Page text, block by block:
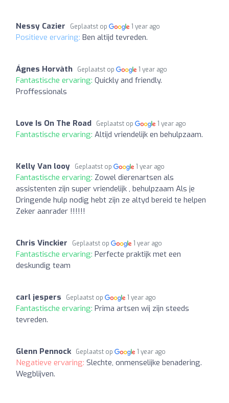
Nessy Cazier Geplaatst op 1 year ago
Positieve ervaring: Ben altijd tevreden.
Ágnes Horvàth Geplaatst op 1 year ago
Fantastische ervaring: Quickly and friendly.
Proffessionals
Love Is On The Road Geplaatst op 1 year ago
Fantastische ervaring: Altijd vriendelijk en behulpzaam.
Kelly Van looy Geplaatst op 1 year ago
Fantastische ervaring: Zowel dierenartsen als
assistenten zijn super vriendelijk , behulpzaam Als je
Dringende hulp nodig hebt zijn ze altyd bereid te helpen
Zeker aanrader !!!!!!
Chris Vinckier Geplaatst op 1 year ago
Fantastische ervaring: Perfecte praktijk met een
deskundig team
carl jespers Geplaatst op 1 year ago
Fantastische ervaring: Prima artsen wij zijn steeds
tevreden.
Glenn Pennock Geplaatst op 1 year ago
Negatieve ervaring: Slechte, onmenselijke benadering.
Wegblijven.